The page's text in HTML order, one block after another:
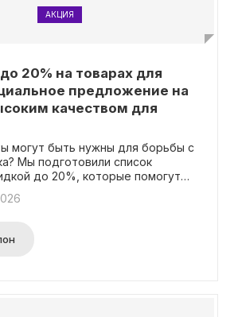
АКЦИЯ
20% на товарах для
предложение на
качеством для
могут быть нужны для борьбы с
Мы подготовили список
до 20%, которые помогут
покупкой? Обратитесь к
бесплатной 30-минутной
специалиста после